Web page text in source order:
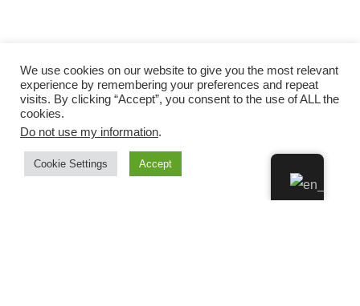
We use cookies on our website to give you the most relevant
experience by remembering your preferences and repeat
visits. By clicking “Accept”, you consent to the use of ALL the
cookies.
Do not use my information.
Cookie Settings Accept